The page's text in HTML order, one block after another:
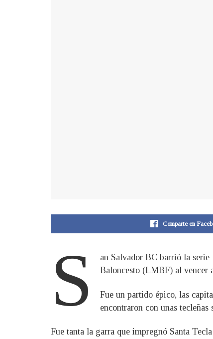
Comparte en
S
an Salvador BC barrió la
Baloncesto (LMBF) al vencer
Fue un partido épico, las
encontraron con unas
Fue tanta la garra que impregnó Santa